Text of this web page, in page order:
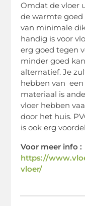
Omdat de vloer
de warmte goed
van minimale
handig is voor
erg goed tegen
minder goed
alternatief. Je
hebben van
materiaal is
vloer hebben
door het huis.
is ook erg
Voor meer info :
https://
vloer/